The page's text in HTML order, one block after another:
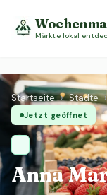
Märkte lokal
Startseite › Städte ›
Jetzt geöffnet
Anna